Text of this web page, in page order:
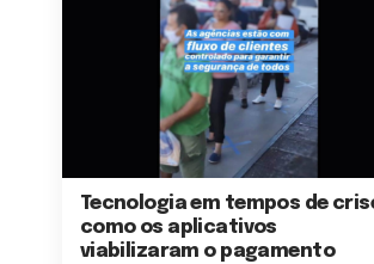
Tecnologia em tempos de
como os aplicativos
viabilizaram o pagamento